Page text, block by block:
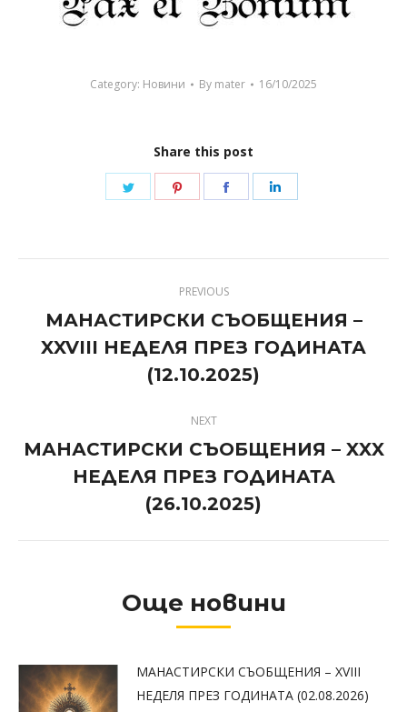
Category: Новини By mater 16/10/2025
Share this post
Share
Share
Share
navigation
PREVIOUS
Previous
post:
МАНАСТИРСКИ СЪОБЩЕНИЯ –
XXVIII НЕДЕЛЯ ПРЕЗ ГОДИНАТА
(12.10.2025)
NEXT
Next
post:
МАНАСТИРСКИ СЪОБЩЕНИЯ – XXX
НЕДЕЛЯ ПРЕЗ ГОДИНАТА
(26.10.2025)
Още новини
МАНАСТИРСКИ СЪОБЩЕНИЯ – XVIII
НЕДЕЛЯ ПРЕЗ ГОДИНАТА (02.08.2026)